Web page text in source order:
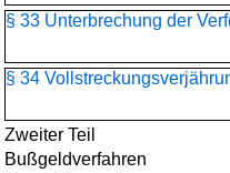
§ 33 Unterbrechung der
§ 34
Zweiter Teil
Bußgeldverfahren